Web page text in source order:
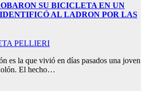
SU BICICLETA EN UN
AL LADRON POR LAS
PELLIERI
es la que vivió en días pasados una joven
El hecho…